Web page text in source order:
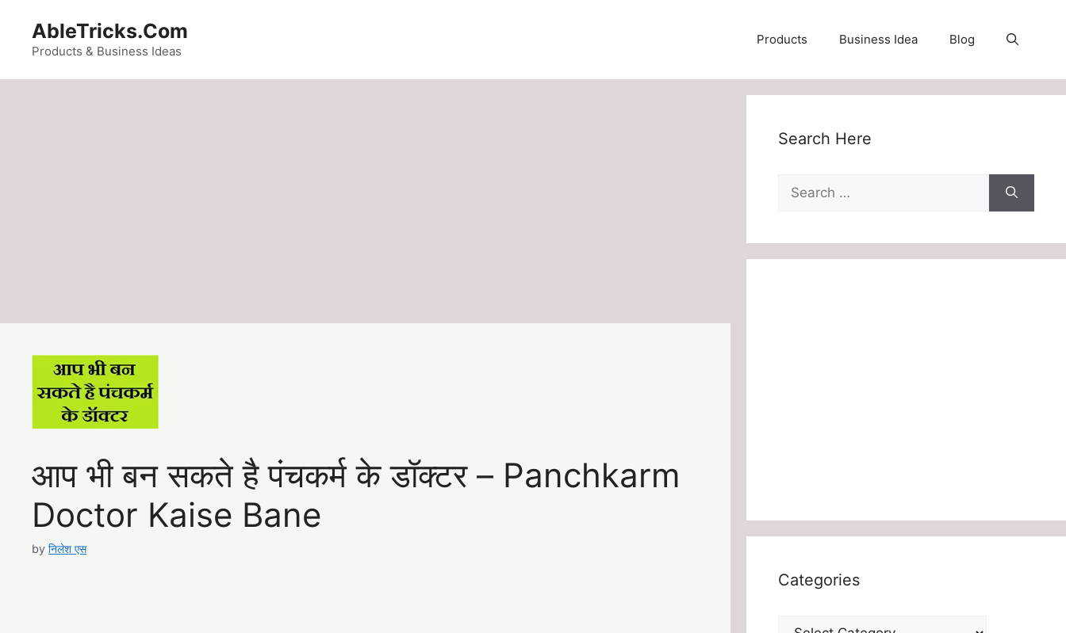
content
AbleTricks.Com
Products & Business Ideas
Products Business Idea Blog
आप भी बन सकते है पंचकर्म के डॉक्टर – Panchkarm
Doctor Kaise Bane
by निलेश एस
Search Here
Search
for:
Categories
Categories